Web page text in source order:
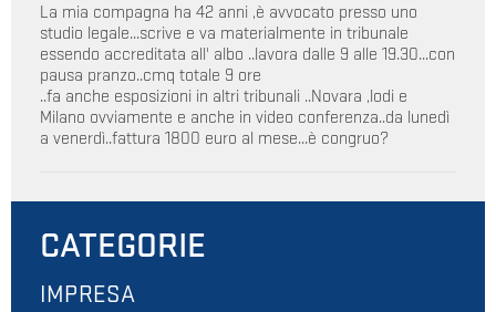
La mia compagna ha 42 anni ,è avvocato presso uno
studio legale...scrive e va materialmente in tribunale
essendo accreditata all' albo ..lavora dalle 9 alle 19.30...con
pausa pranzo..cmq totale 9 ore
..fa anche esposizioni in altri tribunali ..Novara ,lodi e
Milano ovviamente e anche in video conferenza..da lunedì
a venerdì..fattura 1800 euro al mese...è congruo?
CATEGORIE
IMPRESA